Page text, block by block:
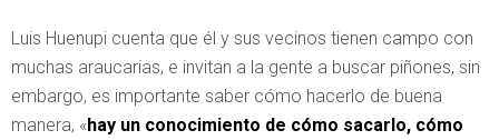
Luis Huenupi cuenta que él y sus vecinos tienen campo con
muchas araucarias, e invitan a la gente a buscar piñones, sin
embargo, es importante saber cómo hacerlo de buena
manera, «hay un conocimiento de cómo sacarlo, cómo